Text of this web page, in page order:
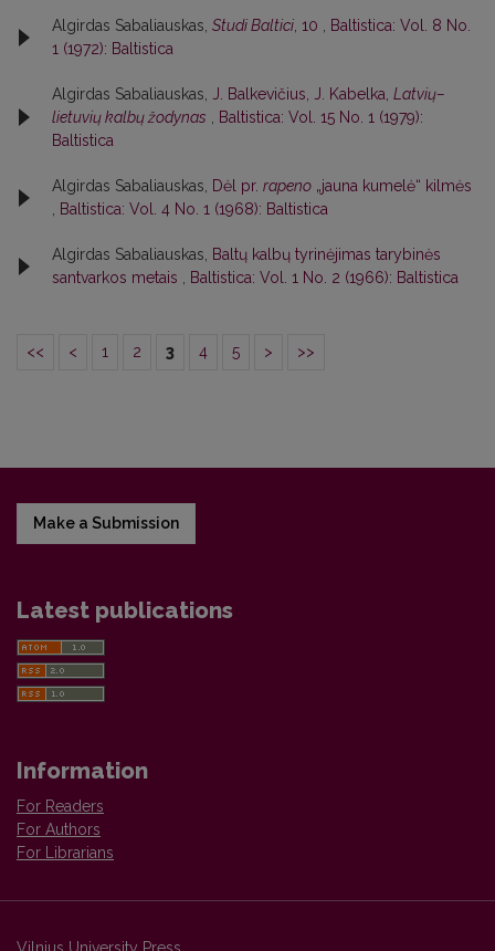
Algirdas Sabaliauskas, Studi Baltici , 10
Baltistica: Vol. 8 No.
1 (1972): Baltistica
Algirdas Sabaliauskas, J. Balkevičius, J. Kabelka, Latvių–
lietuvių kalbų žodynas
Baltistica: Vol. 15 No. 1 (1979):
Baltistica
Algirdas Sabaliauskas, Dėl pr. rapeno „jauna kumelė“ kilmės
Baltistica: Vol. 4 No. 1 (1968): Baltistica
Algirdas Sabaliauskas,
Baltų kalbų tyrinėjimas tarybinės
santvarkos metais
Baltistica: Vol. 1 No. 2 (1966): Baltistica
<< < 1 2 3 4 5 > >>
Make a Submission
Latest publications
Information
For Readers
For Authors
For Librarians
Vilnius University Press